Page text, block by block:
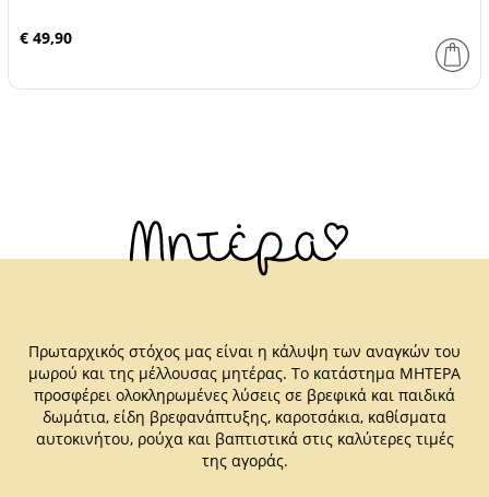
€ 49,90
Πρωταρχικός στόχος μας είναι η κάλυψη των αναγκών του
μωρού και της μέλλουσας μητέρας. Το κατάστημα ΜΗΤΕΡΑ
προσφέρει ολοκληρωμένες λύσεις σε βρεφικά και παιδικά
δωμάτια, είδη βρεφανάπτυξης, καροτσάκια, καθίσματα
αυτοκινήτου, ρούχα και βαπτιστικά στις καλύτερες τιμές
της αγοράς.